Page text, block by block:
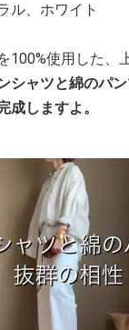
ル、ホワイト
100%使用した、
シャツと綿のパ
成しますよ。